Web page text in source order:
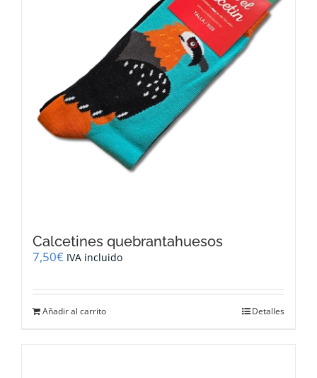
Calcetines quebrantahuesos
7,50€ IVA incluido
Añadir al carrito Detalles